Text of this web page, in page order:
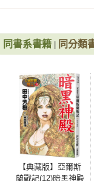
——《哈潑時尚》
「本書巧妙結合了
——《今日美國》
「媲美《飢餓遊戲
——《愛爾蘭每日
「本書中，靈視者
城》。」
——《美麗佳人》
同書系書籍 同分類
【典藏版】亞爾斯
蘭戰記(12)暗黑神殿